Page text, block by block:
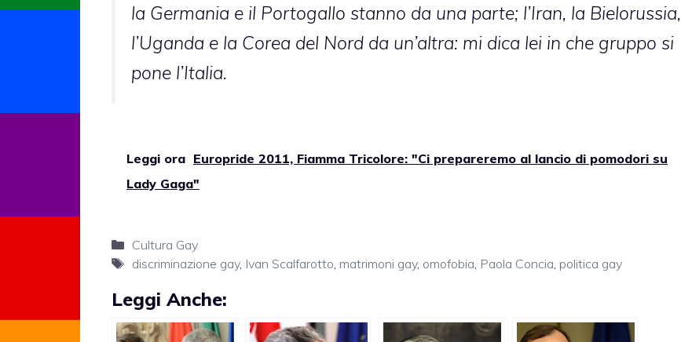
la Germania e il Portogallo stanno da una parte; l’Iran, la Bielorussia,
l’Uganda e la Corea del Nord da un’altra: mi dica lei in che gruppo si
pone l’Italia.
Leggi ora Europride 2011, Fiamma Tricolore: "Ci prepareremo al lancio di pomodori su
Lady Gaga"
Categorie
Cultura Gay
Tag
discriminazione gay, Ivan Scalfarotto, matrimoni gay, omofobia, Paola Concia, politica gay
Leggi Anche: